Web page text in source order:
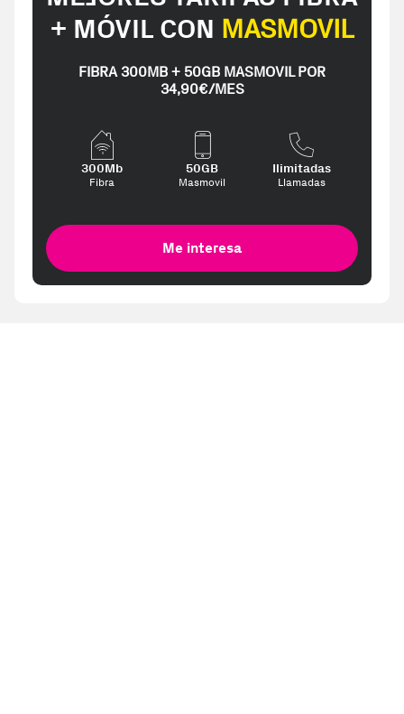
+ MÓVIL CON MASMOVIL
FIBRA 300MB + 50GB MASMOVIL POR
34,90€/MES
300Mb
Fibra
50GB
Masmovil
Ilimitadas
Llamadas
Me interesa